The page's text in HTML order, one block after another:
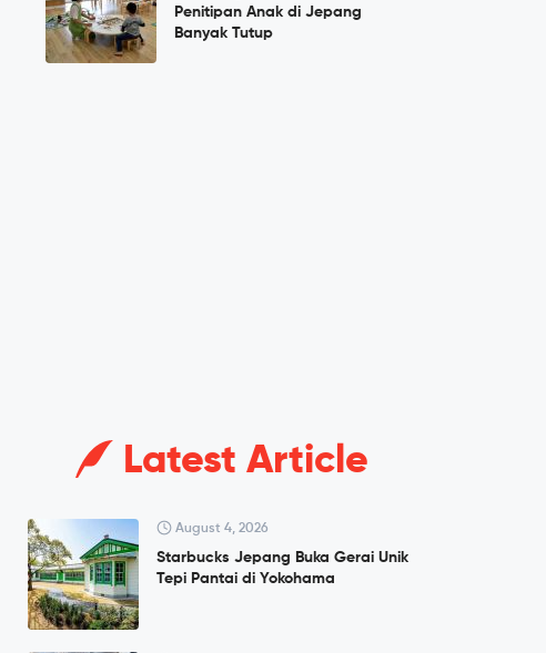
Penitipan Anak di Jepang
Banyak Tutup
Latest Article
August 4, 2026
Starbucks Jepang Buka Gerai Unik
Tepi Pantai di Yokohama